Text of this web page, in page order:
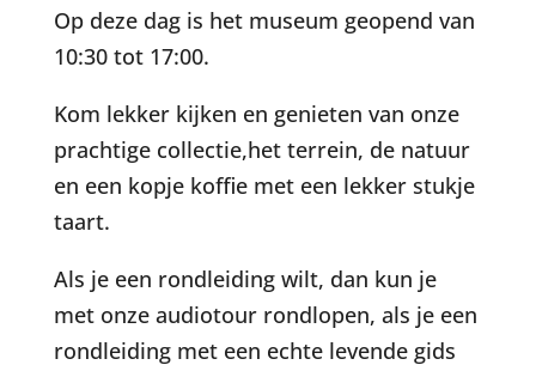
Op deze dag is het museum geopend van
10:30 tot 17:00.
Kom lekker kijken en genieten van onze
prachtige collectie,het terrein, de natuur
en een kopje koffie met een lekker stukje
taart.
Als je een rondleiding wilt, dan kun je
met onze audiotour rondlopen, als je een
rondleiding met een echte levende gids